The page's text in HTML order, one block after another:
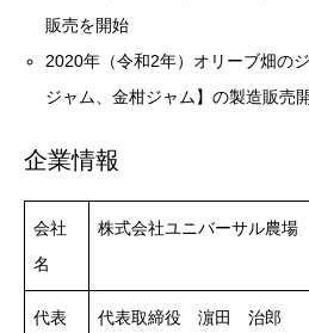
販売を開始
2020年（令和2年）オリーブ畑の
ジャム、金柑ジャム】の製造販売
企業情報
会社
名
株式会社ユニバーサル農場
代表
代表取締役 濵田 治郎